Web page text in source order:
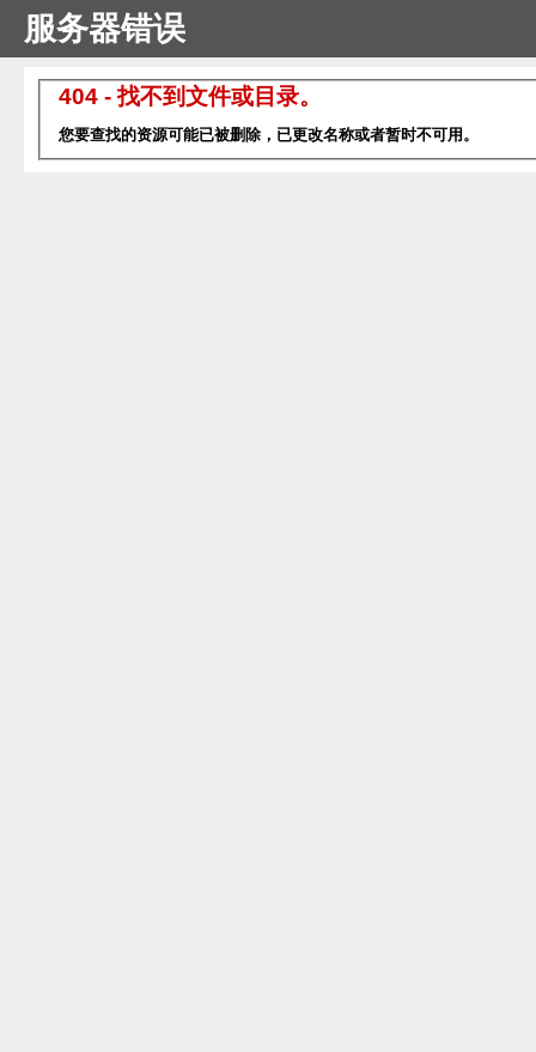
服务器错误
404 - 找不到文件或目录。
您要查找的资源可能已被删除，已更改名称或者暂时不可用。